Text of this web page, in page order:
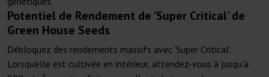
Potentiel de Rendement de 'Super Critical' de
Green House Seeds
Débloquez des rendements massifs avec 'Super Critical'.
Lorsqu'elle est cultivée en intérieur, attendez-vous à jusqu'à